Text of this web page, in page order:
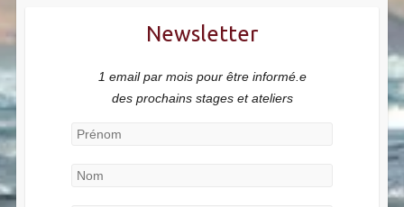
Newsletter
1 email par mois pour être informé.e
des prochains stages et ateliers